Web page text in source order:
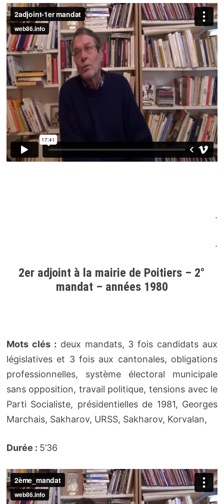
.
.
2er adjoint à la mairie de Poitiers – 2°
mandat – années 1980
Mots clés : deux mandats, 3 fois candidats aux
législatives et 3 fois aux cantonales, obligations
professionnelles, système électoral municipale
sans opposition, travail politique, tensions avec le
Parti Socialiste, présidentielles de 1981, Georges
Marchais, Sakharov, URSS, Sakharov, Korvalan,
Durée : 5’36